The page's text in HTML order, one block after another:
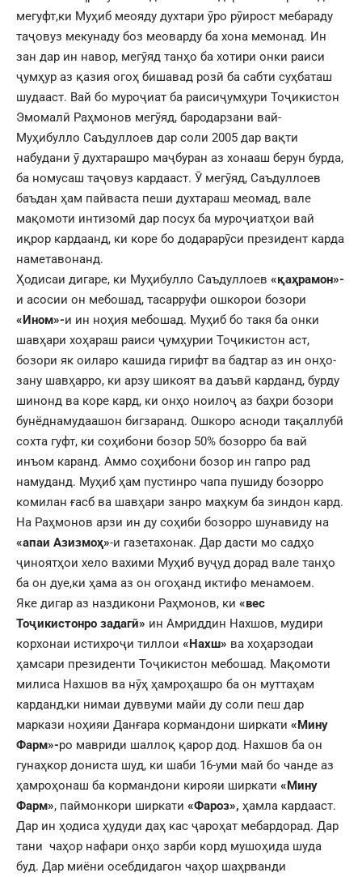
мегуфт,ки Муҳиб меояду духтари ӯро рӯирост мебараду
таҷовуз мекунаду боз меоварду ба хона мемонад. Ин
зан дар ин навор, мегӯяд танҳо ба хотири онки раиси
ҷумҳур аз қазия огоҳ бишавад розӣ ба сабти суҳбаташ
шудааст. Вай бо муроҷиат ба раисиҷумҳури Тоҷикистон
Эмомалӣ Раҳмонов мегӯяд, бародарзани вай-
Муҳибулло Саъдуллоев дар соли 2005 дар вақти
набудани ӯ духтарашро маҷбуран аз хонааш берун бурда,
ба номусаш таҷовуз кардааст. Ӯ мегӯяд, Саъдуллоев
баъдан ҳам пайваста пеши духтараш меомад, вале
мақомоти интизомӣ дар посух ба муроҷиатҳои вай
иқрор кардаанд, ки коре бо додарарӯси президент карда
наметавонанд.
Ҳодисаи дигаре, ки Муҳибулло Саъдуллоев «қаҳрамон»-
и асосии он мебошад, тасарруфи ошкорои бозори
«Ином»-и ин ноҳия мебошад. Муҳиб бо такя ба онки
шавҳари хоҳараш раиси ҷумҳурии Тоҷикистон аст,
бозори як оиларо кашида гирифт ва бадтар аз ин онҳо-
зану шавҳарро, ки арзу шикоят ва даъвӣ карданд, бурду
шинонд ва коре кард, ки онҳо ноилоҷ аз баҳри бозори
бунёднамудаашон бигзаранд. Ошкоро асноди тақаллубӣ
сохта гуфт, ки соҳибони бозор 50% бозорро ба вай
инъом каранд. Аммо соҳибони бозор ин гапро рад
намуданд. Муҳиб ҳам пустинро чапа пушиду бозорро
комилан ғасб ва шавҳари занро маҳкум ба зиндон кард.
На Раҳмонов арзи ин ду соҳиби бозорро шунавиду на
«апаи Азизмоҳ»-и газетахонак. Дар дасти мо садҳо
ҷиноятҳои хело вахими Муҳиб вуҷуд дорад вале танҳо
ба он дуе,ки ҳама аз он огоҳанд иктифо менамоем.
Яке дигар аз наздикони Раҳмонов, ки «вес
Тоҷикистонро задагӣ» ин Амриддин Нахшов, мудири
корхонаи истихроҷи тиллои «Нахш» ва хоҳарзодаи
ҳамсари президенти Тоҷикистон мебошад. Мақомоти
милиса Нахшов ва нӯҳ ҳамроҳашро ба он муттаҳам
карданд,ки нимаи дуввуми майи ду соли пеш дар
маркази ноҳияи Данғара кормандони ширкати «Мину
Фарм»-ро мавриди шаллоқ қарор дод. Нахшов ба он
гунаҳкор дониста шуд, ки шаби 16-уми май бо чанде аз
ҳамроҳонаш ба кормандони кирояи ширкати «Мину
Фарм», паймонкори ширкати «Фароз», ҳамла кардааст.
Дар ин ҳодиса ҳудуди даҳ кас ҷароҳат мебардорад. Дар
тани чаҳор нафари онҳо зарби корд мушоҳида шуда
буд. Дар миёни осебдидагон чаҳор шаҳрванди